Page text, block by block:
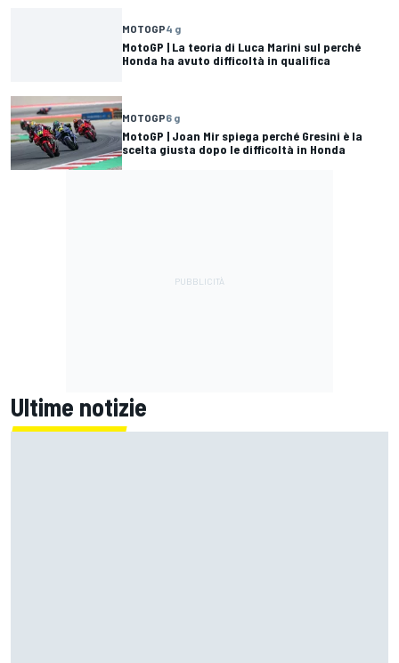
MOTOGP4 g
MotoGP | La teoria di Luca Marini sul perché
Honda ha avuto difficoltà in qualifica
MOTOGP6 g
MotoGP | Joan Mir spiega perché Gresini è la
scelta giusta dopo le difficoltà in Honda
Ultime notizie